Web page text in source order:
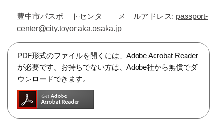
豊中市パスポートセンター メールアドレス: passport-
center@city.toyonaka.osaka.jp
PDF形式のファイルを開くには、Adobe Acrobat Reader
が必要です。お持ちでない方は、Adobe社から無償でダ
ウンロードできます。